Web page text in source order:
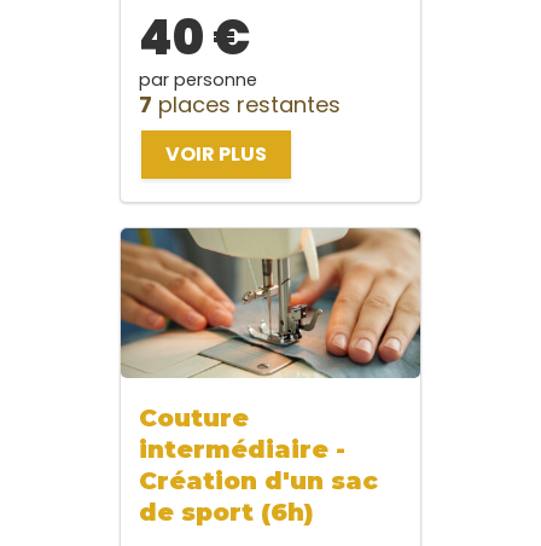
40 €
par personne
7 places restantes
VOIR PLUS
Couture
intermédiaire -
Création d'un sac
de sport (6h)